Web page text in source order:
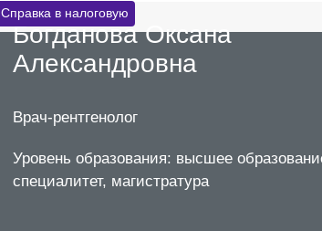
Справка в налоговую
Богданова Оксана
Александровна
Врач-рентгенолог
Уровень образования: высшее
специалитет, магистратура